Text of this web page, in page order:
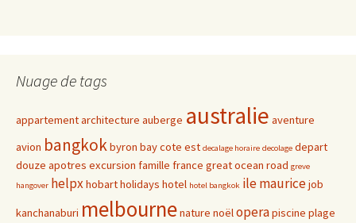
Nuage de tags
appartementarchitecture auberge australie aventure
avion bangkokbyron baycote est decalage horaire decolage depart
douze apotres excursion famille france great ocean road greve
hangover helpxhobartholidays hotel hotel bangkok ile mauricejob
kanchanaburi melbournenature noëloperapiscine plage